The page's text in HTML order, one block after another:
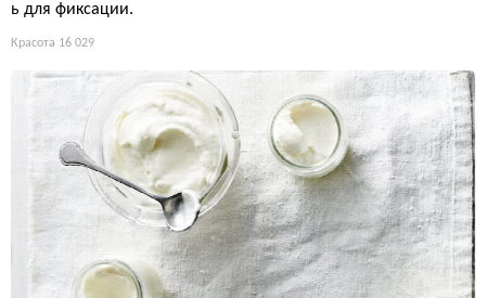
ь для фиксации.
Красота 16 029